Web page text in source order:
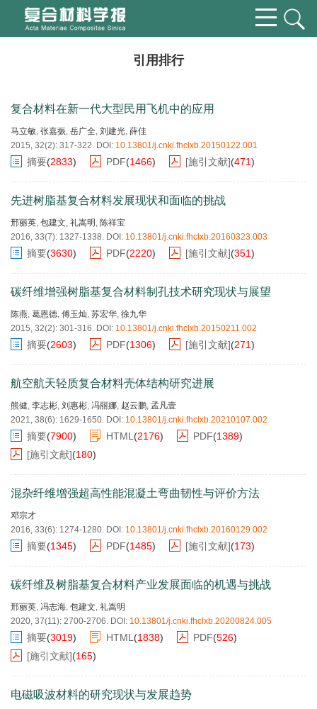
引用排行
复合材料在新一代大型民用飞机中的应用
马立敏, 张嘉振, 岳广全, 刘建光, 薛佳
2015, 32(2): 317-322. DOI: 10.13801/j.cnki.fhclxb.20150122.001
摘要(2833) PDF(1466) [施引文献](471)
先进树脂基复合材料发展现状和面临的挑战
邢丽英, 包建文, 礼嵩明 , 陈祥宝
2016, 33(7): 1327-1338. DOI: 10.13801/j.cnki.fhclxb.20160323.003
摘要(3630) PDF(2220) [施引文献](351)
碳纤维增强树脂基复合材料制孔技术研究现状与展望
陈燕, 葛恩德, 傅玉灿, 苏宏华, 徐九华
2015, 32(2): 301-316. DOI: 10.13801/j.cnki.fhclxb.20150211.002
摘要(2603) PDF(1306) [施引文献](271)
航空航天轻质复合材料壳体结构研究进展
熊健, 李志彬, 刘惠彬, 冯丽娜, 赵云鹏, 孟凡壹
2021, 38(6): 1629-1650. DOI: 10.13801/j.cnki.fhclxb.20210107.002
摘要(7900) HTML (2176) PDF(1389)
[施引文献](180)
混杂纤维增强超高性能混凝土弯曲韧性与评价方法
邓宗才
2016, 33(6): 1274-1280. DOI: 10.13801/j.cnki.fhclxb.20160129.002
摘要(1345) PDF(1485) [施引文献](173)
碳纤维及树脂基复合材料产业发展面临的机遇与挑战
邢丽英, 冯志海, 包建文, 礼嵩明
2020, 37(11): 2700-2706. DOI: 10.13801/j.cnki.fhclxb.20200824.005
摘要(3019) HTML (1838) PDF(526)
[施引文献](165)
电磁吸波材料的研究现状与发展趋势